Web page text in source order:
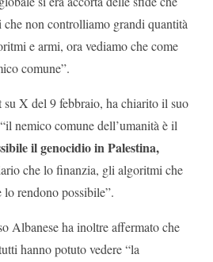
non controlliamo grandi quantità
e armi, ora vediamo che come
comune”.
X del 9 febbraio, ha chiarito il suo
nemico comune dell’umanità è il
il genocidio in Palestina,
che lo finanzia, gli algoritmi che
rendono possibile”.
Albanese ha inoltre affermato che
hanno potuto vedere “la